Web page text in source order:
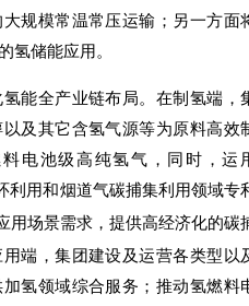
规模常温常压运输；另一方面
氢储能应用。
能全产业链布局。在制氢端，
及其它含氢气源等为原料高效
电池级高纯氢气，同时，运
利用和烟道气碳捕集利用领域专
用场景需求，提供高经济化的碳
端，集团建设及运营各类型以
氢领域综合服务；推动氢燃料